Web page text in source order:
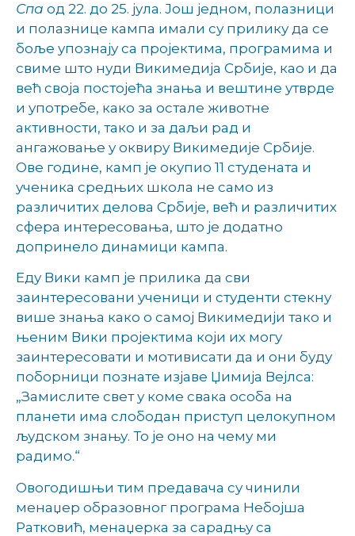
Спа од 22. до 25. јула. Још једном, полазници
и полазнице кампа имали су прилику да се
боље упознају са пројектима, програмима и
свиме што нуди Викимедија Србије, као и да
већ своја постојећа знања и вештине утврде
и употребе, како за остале животне
активности, тако и за даљи рад и
ангажовање у оквиру Викимедије Србије.
Ове године, камп је окупио 11 студената и
ученика средњих школа не само из
различитих делова Србије, већ и различитих
сфера интересовања, што је додатно
допринело динамици кампа.
Еду Вики камп је прилика да сви
заинтересовани ученици и студенти стекну
више знања како о самој Викимедији тако и
њеним Вики пројектима који их могу
заинтересовати и мотивисати да и они буду
поборници познате изјаве Џимија Вејлса:
„Замислите свет у коме свака особа на
планети има слободан приступ целокупном
људском знању. То је оно на чему ми
радимо.“
Овогодишњи тим предавача су чинили
менаџер образовног програма Небојша
Ратковић, менаџерка за сарадњу са